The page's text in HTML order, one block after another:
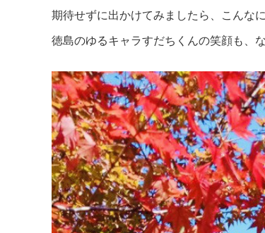
期待せずに出かけてみましたら、こんな
徳島のゆるキャラすだちくんの笑顔も、